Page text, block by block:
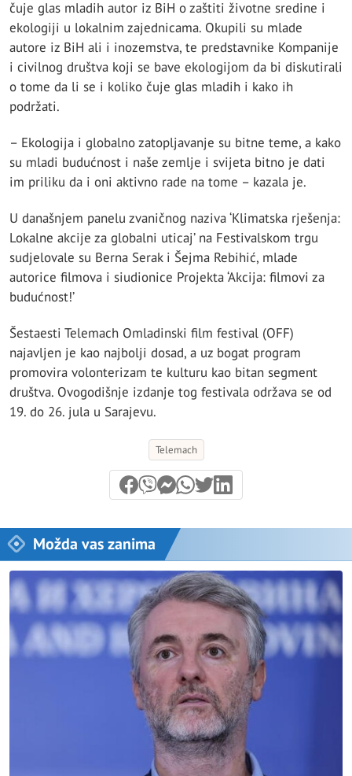
čuje glas mladih autor iz BiH o zaštiti životne sredine i
ekologiji u lokalnim zajednicama. Okupili su mlade
autore iz BiH ali i inozemstva, te predstavnike Kompanije
i civilnog društva koji se bave ekologijom da bi diskutirali
o tome da li se i koliko čuje glas mladih i kako ih
podržati.
– Ekologija i globalno zatopljavanje su bitne teme, a kako
su mladi budućnost i naše zemlje i svijeta bitno je dati
im priliku da i oni aktivno rade na tome – kazala je.
U današnjem panelu zvaničnog naziva ‘Klimatska rješenja:
Lokalne akcije za globalni uticaj’ na Festivalskom trgu
sudjelovale su Berna Serak i Šejma Rebihić, mlade
autorice filmova i siudionice Projekta ‘Akcija: filmovi za
budućnost!’
Šestaesti Telemach Omladinski film festival (OFF)
najavljen je kao najbolji dosad, a uz bogat program
promovira volonterizam te kulturu kao bitan segment
društva. Ovogodišnje izdanje tog festivala održava se od
19. do 26. jula u Sarajevu.
Telemach
Možda vas zanima